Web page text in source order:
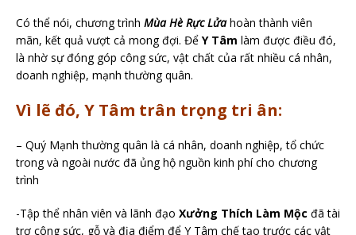
Có thể nói, chương trình Mùa Hè Rực Lửahoàn thành viên
mãn, kết quả vượt cả mong đợi. Để Y Tâm làm được điều đó,
là nhờ sự đóng góp công sức, vật chất của rất nhiều cá nhân,
doanh nghiệp, mạnh thường quân.
Vì lẽ đó, Y Tâm trân trọng tri ân:
– Quý Mạnh thường quân là cá nhân, doanh nghiệp, tổ chức
trong và ngoài nước đã ủng hộ nguồn kinh phí cho chương
trình
-Tập thể nhân viên và lãnh đạo Xưởng Thích Làm Mộc đã tài
trợ công sức, gỗ và địa điểm để Y Tâm chế tạo trước các vật